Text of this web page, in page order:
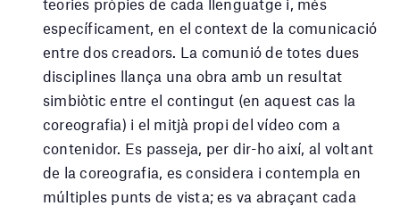
específicament, en el context de la comunicació
entre dos creadors. La comunió de totes dues
disciplines llança una obra amb un resultat
simbiòtic entre el contingut (en aquest cas la
coreografia) i el mitjà propi del vídeo com a
contenidor. Es passeja, per dir-ho així, al voltant
de la coreografia, es considera i contempla en
múltiples punts de vista; es va abraçant cada